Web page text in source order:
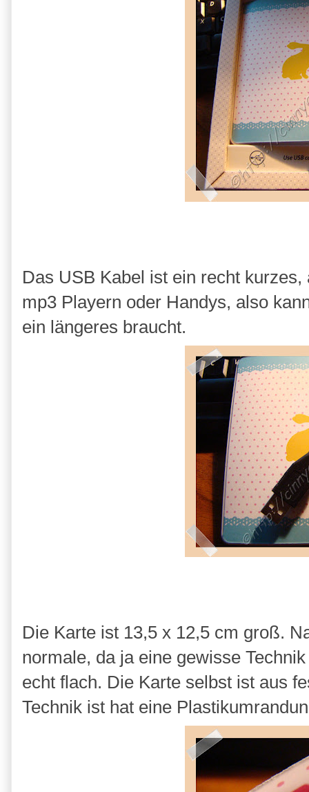
Das USB Kabel ist ein recht
mp3 Playern oder Handys, also
ein längeres braucht.
Die Karte ist 13,5 x 12,5 cm groß.
normale, da ja eine gewisse
echt flach. Die Karte selbst ist aus
Technik ist hat eine